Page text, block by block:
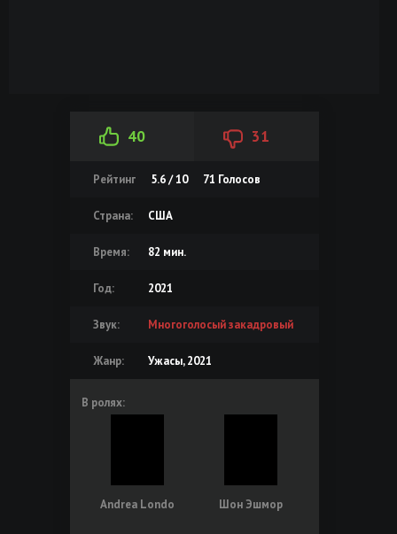
40 31
Рейтинг 5.6 / 10 71 Голосов
Страна: США
Время: 82 мин.
Год: 2021
Звук: Многоголосый закадровый
Жанр: Ужасы, 2021
В ролях:
Andrea Londo Шон Эшмор